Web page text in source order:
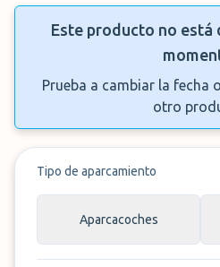
Este producto no está
Prueba a cambiar la fecha
otro
Tipo de aparcamiento
Aparcacoches